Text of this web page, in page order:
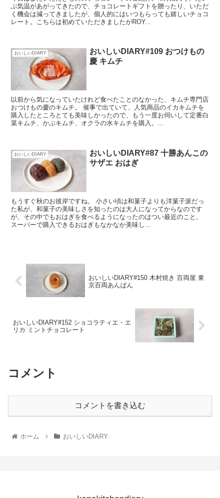
ぶ気温があがってきたので、チョコレートギフトを贈ったり、いただ
く機会は減ってきましたが、個人的にはいつもらっても嬉しいチョコ
レート。こちらは初めていただきましたがROY...
おいしいDIARY
おいしいDIARY#109 おつけもの
慶 キムチ
以前から気になっていたけれど食べたことのなかった、キムチ専門店
おつけもの慶のキムチ。 催事で出ていて、人気商品のイカキムチを
購入したところとても美味しかったので、もう一度お伺いして定番白
菜キムチ、かぶキムチ、オクラの水キムチを購入。...
おいしいDIARY
おいしいDIARY#87 十勝あんこの
サザエ おはぎ
もうすぐ秋のお彼岸ですね。 小さい頃は和菓子よりも洋菓子派だっ
た私が、和菓子の美味しさを知ったのは大人になってからなのです
が、その中でもおはぎを食べるようになったのはつい最近のこと。
スーパーで購入できるおはぎもなかなか美味し...
おいしいDIARY#150 木村焼き 百両屋 東
京百両あんぱん
おいしいDIARY#152 ショコラティエ・エ
リカ ミントチョコレート
コメント
コメントを書き込む
ホーム おいしいDIARY